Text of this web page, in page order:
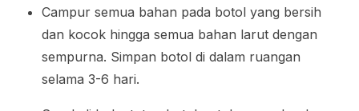
Campur semua bahan pada botol yang bersih
dan kocok hingga semua bahan larut dengan
sempurna. Simpan botol di dalam ruangan
selama 3-6 hari.